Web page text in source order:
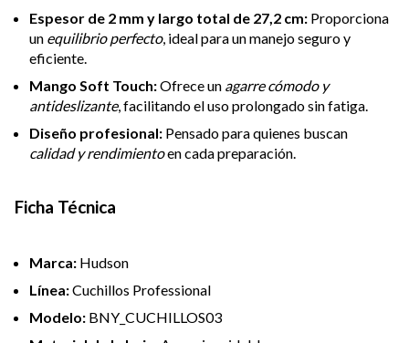
Espesor de 2 mm y largo total de 27,2 cm: Proporciona
un equilibrio perfecto, ideal para un manejo seguro y
eficiente.
Mango Soft Touch:Ofrece un agarre cómodo y
antideslizante, facilitando el uso prolongado sin fatiga.
Diseño profesional: Pensado para quienes buscan
calidad y rendimientoen cada preparación.
Ficha Técnica
Marca: Hudson
Línea:Cuchillos Professional
Modelo: BNY_CUCHILLOS03